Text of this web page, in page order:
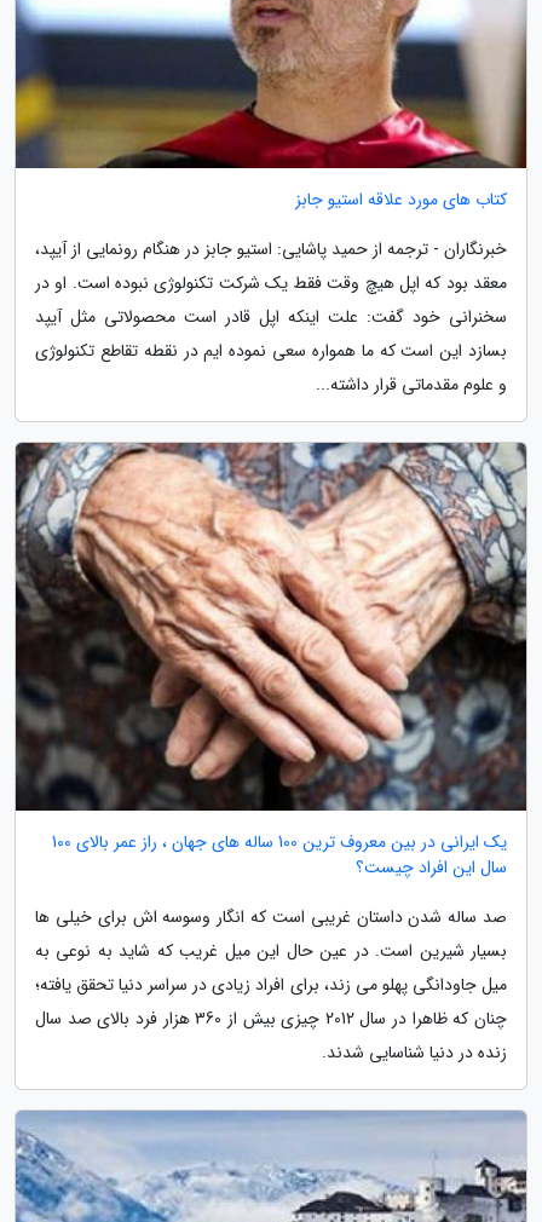
کتاب های مورد علاقه استیو جابز
خبرنگاران - ترجمه از حمید پاشایی: استیو جابز در هنگام رونمایی از آیپد،
معقد بود که اپل هیچ وقت فقط یک شرکت تکنولوژی نبوده است. او در
سخنرانی خود گفت: علت اینکه اپل قادر است محصولاتی مثل آیپد
بسازد این است که ما همواره سعی نموده ایم در نقطه تقاطع تکنولوژی
و علوم مقدماتی قرار داشته...
یک ایرانی در بین معروف ترین 100 ساله های جهان ، راز عمر بالای 100
سال این افراد چیست؟
صد ساله شدن داستان غریبی است که انگار وسوسه اش برای خیلی ها
بسیار شیرین است. در عین حال این میل غریب که شاید به نوعی به
میل جاودانگی پهلو می زند، برای افراد زیادی در سراسر دنیا تحقق یافته؛
چنان که ظاهرا در سال 2012 چیزی بیش از 360 هزار فرد بالای صد سال
زنده در دنیا شناسایی شدند.